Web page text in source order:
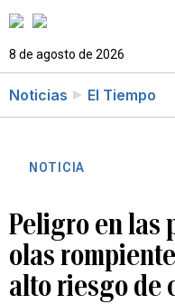
8 de agosto de 2026
Noticias El Tiempo
NOTICIA
Peligro en las
olas
alto riesgo de